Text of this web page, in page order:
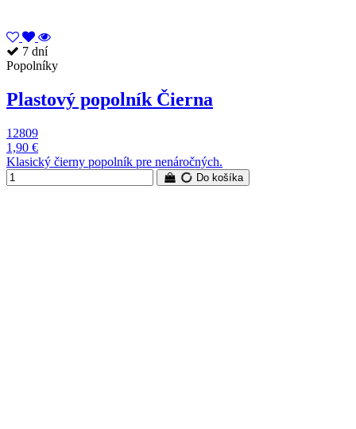
7 dní
Popolníky
Plastový popolník Čierna
12809
1,90 €
Klasický čierny popolník pre nenáročných.
Do košíka